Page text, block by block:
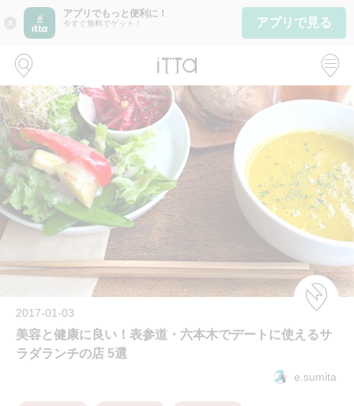
close
アプリでもっと便利に！
今すぐ無料でゲット！ アプリで見る
2017-01-03
美容と健康に良い！表参道・六本木でデートに使えるサ
ラダランチの店 5選
e.sumita